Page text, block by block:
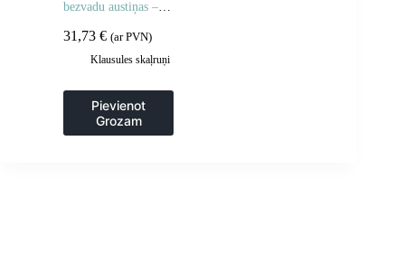
bezvadu austiņas –
31,73 € (ar PVN)
Klausules skaļruņi
Pievienot
Grozam